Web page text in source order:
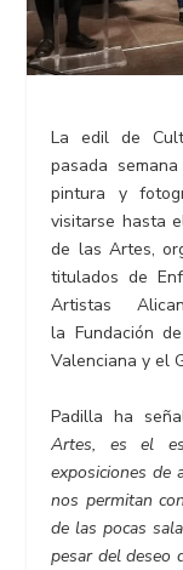
La edil de
pasada
pintura y
visitarse hasta
de las Artes,
titulados de
Artistas
la Fundación
Valenciana y el
Padilla ha
Artes, es el
exposiciones de
nos permitan
de las pocas
pesar del deseo